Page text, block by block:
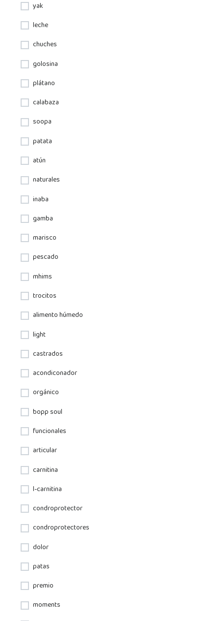
yak
leche
chuches
golosina
plátano
calabaza
soopa
patata
atún
naturales
inaba
gamba
marisco
pescado
mhims
trocitos
alimento húmedo
light
castrados
acondiconador
orgánico
bopp soul
funcionales
articular
carnitina
l-carnitina
condroprotector
condroprotectores
dolor
patas
premio
moments